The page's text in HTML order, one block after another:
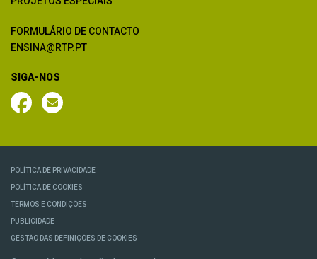
FORMULÁRIO DE CONTACTO
ENSINA@RTP.PT
SIGA-NOS
POLÍTICA DE PRIVACIDADE
POLÍTICA DE COOKIES
TERMOS E CONDIÇÕES
PUBLICIDADE
GESTÃO DAS DEFINIÇÕES DE COOKIES